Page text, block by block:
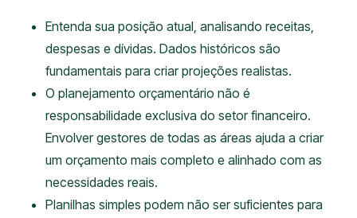
Entenda sua posição atual, analisando receitas,
despesas e dívidas. Dados históricos são
fundamentais para criar projeções realistas.
O planejamento orçamentário não é
responsabilidade exclusiva do setor financeiro.
Envolver gestores de todas as áreas ajuda a criar
um orçamento mais completo e alinhado com as
necessidades reais.
Planilhas simples podem não ser suficientes para